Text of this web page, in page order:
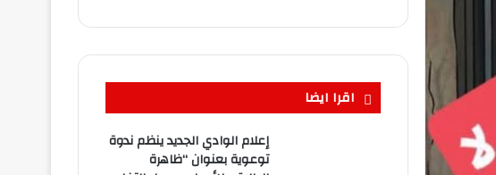
اقرا ايضا
إعلام الوادي الجديد ينظم ندوة
توعوية بعنوان “ظاهرة